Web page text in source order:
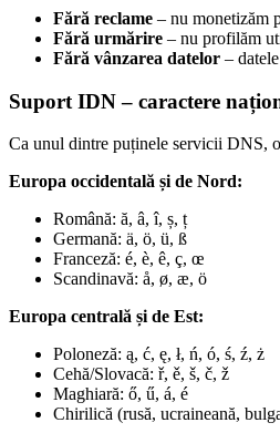
Fără reclame – nu monetizăm
Fără urmărire – nu profilăm
Fără vânzarea datelor –
Suport IDN – caractere
Ca unul dintre puținele servicii DNS,
Europa occidentală și de Nord:
Română: ă, â, î, ș, ț
Germană: ä, ö, ü, ß
Franceză: é, è, ê, ç, œ
Scandinavă: å, ø, æ, ö
Europa centrală și de Est:
Poloneză: ą, ć, ę, ł, ń, ó, ś, ź, ż
Cehă/Slovacă: ř, ě, š, č, ž
Maghiară: ő, ű, á, é
Chirilică (rusă, ucraineană,